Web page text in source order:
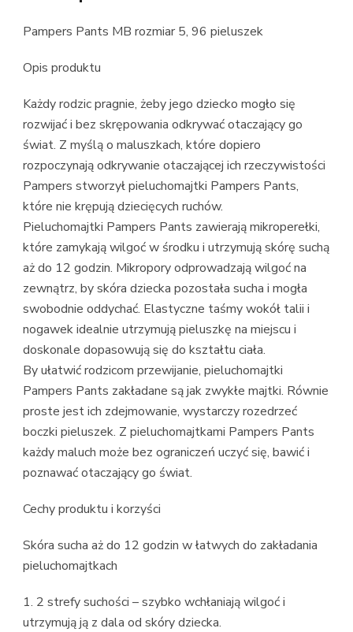
Pampers Pants MB rozmiar 5, 96 pieluszek
Opis produktu
Każdy rodzic pragnie, żeby jego dziecko mogło się
rozwijać i bez skrępowania odkrywać otaczający go
świat. Z myślą o maluszkach, które dopiero
rozpoczynają odkrywanie otaczającej ich rzeczywistości
Pampers stworzył pieluchomajtki Pampers Pants,
które nie krępują dziecięcych ruchów.
Pieluchomajtki Pampers Pants zawierają mikroperełki,
które zamykają wilgoć w środku i utrzymują skórę suchą
aż do 12 godzin. Mikropory odprowadzają wilgoć na
zewnątrz, by skóra dziecka pozostała sucha i mogła
swobodnie oddychać. Elastyczne taśmy wokół talii i
nogawek idealnie utrzymują pieluszkę na miejscu i
doskonale dopasowują się do kształtu ciała.
By ułatwić rodzicom przewijanie, pieluchomajtki
Pampers Pants zakładane są jak zwykłe majtki. Równie
proste jest ich zdejmowanie, wystarczy rozedrzeć
boczki pieluszek. Z pieluchomajtkami Pampers Pants
każdy maluch może bez ograniczeń uczyć się, bawić i
poznawać otaczający go świat.
Cechy produktu i korzyści
Skóra sucha aż do 12 godzin w łatwych do zakładania
pieluchomajtkach
1. 2 strefy suchości – szybko wchłaniają wilgoć i
utrzymują ją z dala od skóry dziecka.